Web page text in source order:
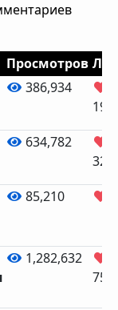
Просмотров
386,934
634,782
85,210
1,282,632